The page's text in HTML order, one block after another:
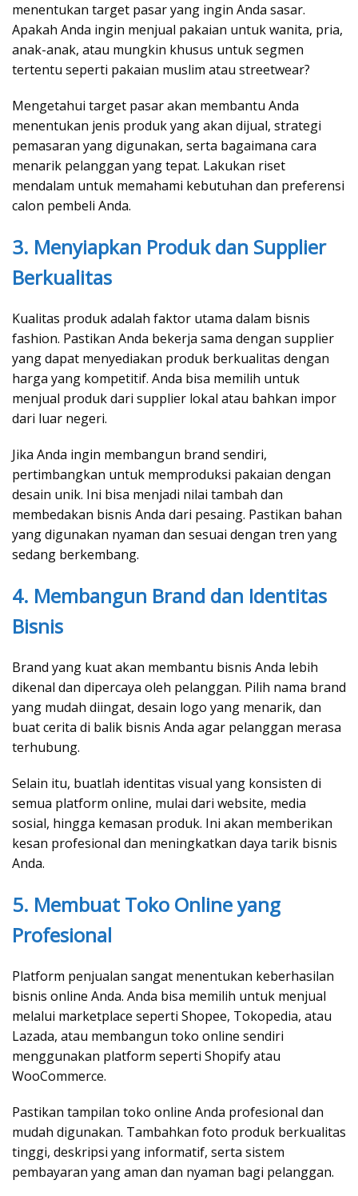
menentukan target pasar yang ingin Anda sasar.
Apakah Anda ingin menjual pakaian untuk wanita, pria,
anak-anak, atau mungkin khusus untuk segmen
tertentu seperti pakaian muslim atau streetwear?
Mengetahui target pasar akan membantu Anda
menentukan jenis produk yang akan dijual, strategi
pemasaran yang digunakan, serta bagaimana cara
menarik pelanggan yang tepat. Lakukan riset
mendalam untuk memahami kebutuhan dan preferensi
calon pembeli Anda.
3. Menyiapkan Produk dan Supplier
Berkualitas
Kualitas produk adalah faktor utama dalam bisnis
fashion. Pastikan Anda bekerja sama dengan supplier
yang dapat menyediakan produk berkualitas dengan
harga yang kompetitif. Anda bisa memilih untuk
menjual produk dari supplier lokal atau bahkan impor
dari luar negeri.
Jika Anda ingin membangun brand sendiri,
pertimbangkan untuk memproduksi pakaian dengan
desain unik. Ini bisa menjadi nilai tambah dan
membedakan bisnis Anda dari pesaing. Pastikan bahan
yang digunakan nyaman dan sesuai dengan tren yang
sedang berkembang.
4. Membangun Brand dan Identitas
Bisnis
Brand yang kuat akan membantu bisnis Anda lebih
dikenal dan dipercaya oleh pelanggan. Pilih nama brand
yang mudah diingat, desain logo yang menarik, dan
buat cerita di balik bisnis Anda agar pelanggan merasa
terhubung.
Selain itu, buatlah identitas visual yang konsisten di
semua platform online, mulai dari website, media
sosial, hingga kemasan produk. Ini akan memberikan
kesan profesional dan meningkatkan daya tarik bisnis
Anda.
5. Membuat Toko Online yang
Profesional
Platform penjualan sangat menentukan keberhasilan
bisnis online Anda. Anda bisa memilih untuk menjual
melalui marketplace seperti Shopee, Tokopedia, atau
Lazada, atau membangun toko online sendiri
menggunakan platform seperti Shopify atau
WooCommerce.
Pastikan tampilan toko online Anda profesional dan
mudah digunakan. Tambahkan foto produk berkualitas
tinggi, deskripsi yang informatif, serta sistem
pembayaran yang aman dan nyaman bagi pelanggan.